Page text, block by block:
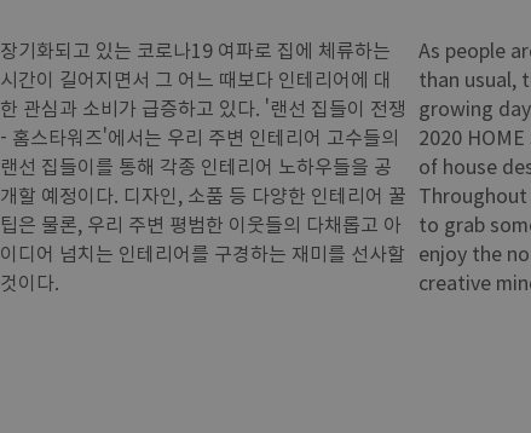
장기화되고 있는 코로나19 여파로 집에 체류하는
시간이 길어지면서 그 어느 때보다 인테리어에 대
한 관심과 소비가 급증하고 있다. '랜선 집들이 전쟁
- 홈스타워즈'에서는 우리 주변 인테리어 고수들의
랜선 집들이를 통해 각종 인테리어 노하우들을 공
개할 예정이다. 디자인, 소품 등 다양한 인테리어 꿀
팁은 물론, 우리 주변 평범한 이웃들의 다채롭고 아
이디어 넘치는 인테리어를 구경하는 재미를 선사할
것이다.
As people
than usual,
growing
2020
of house
to grab
enjoy the
creative